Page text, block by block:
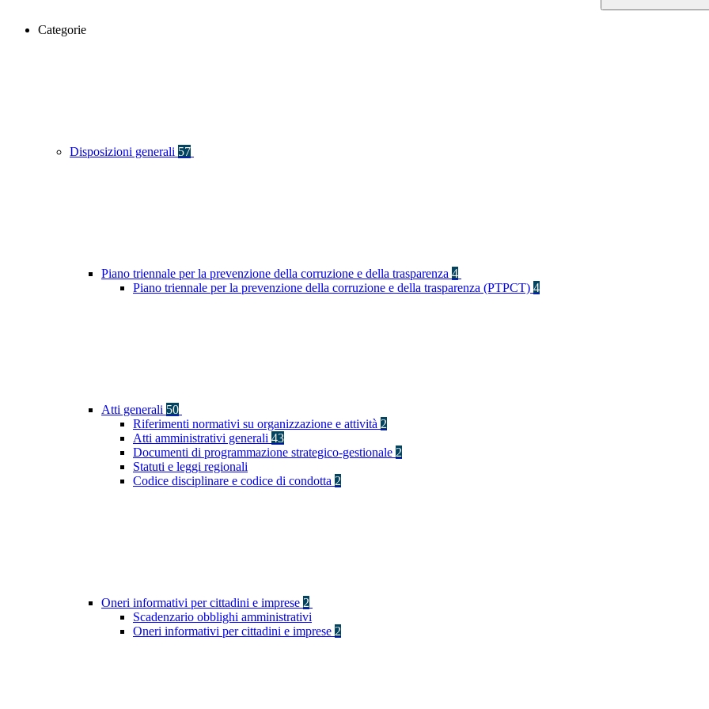
Categorie
Disposizioni generali 57
Piano triennale per la prevenzione della corruzione e della trasparenza 4
Piano triennale per la prevenzione della corruzione e della trasparenza (PTPCT) 4
Atti generali 50
Riferimenti normativi su organizzazione e attività 2
Atti amministrativi generali 43
Documenti di programmazione strategico-gestionale 2
Statuti e leggi regionali
Codice disciplinare e codice di condotta 2
Oneri informativi per cittadini e imprese 2
Scadenzario obblighi amministrativi
Oneri informativi per cittadini e imprese 2